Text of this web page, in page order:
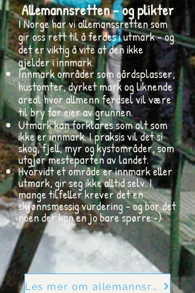
Allemannsretten - og plikter
I Norge har vi allemanssretten som
gir oss rett til å ferdes i utmark - og
det er viktig å vite at den ikke
gjelder i innmark.
Innmark områder som gårdsplasser,
hustomter, dyrket mark og liknende
areal hvor allmenn ferdsel vil være
til bry for eier av grunnen.
Utmark kan forklares som alt som
ikke er innmark. I praksis vil det si
skog, fjell, myr og kystområder, som
utgjør mesteparten av landet.
Hvorvidt et område er innmark eller
utmark, gir seg ikke alltid selv. I
mange tilfeller krever det en
skjønnsmessig vurdering - og bor det
noen der kan en jo bare spørre:-)
Les mer om allemannsretten her